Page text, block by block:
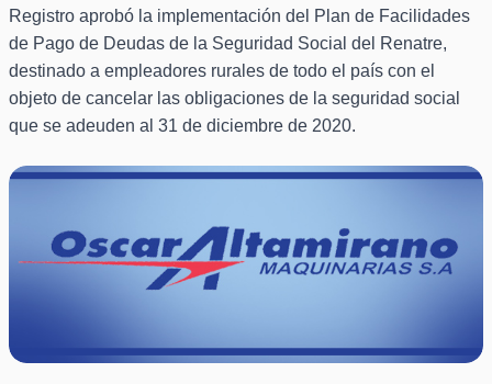
Registro aprobó la implementación del Plan de Facilidades
de Pago de Deudas de la Seguridad Social del Renatre,
destinado a empleadores rurales de todo el país con el
objeto de cancelar las obligaciones de la seguridad social
que se adeuden al 31 de diciembre de 2020.